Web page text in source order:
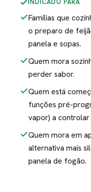
Famílias que
o preparo de
panela e sopas.
Quem mora
perder sabor.
Quem está
funções pré-
vapor) a
Quem mora em
alternativa mais
panela de fogão.